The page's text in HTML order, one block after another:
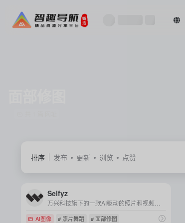
排序 发布 更新 浏览 点赞
Selfyz
AI图像 # 照片舞蹈 # 面部修图